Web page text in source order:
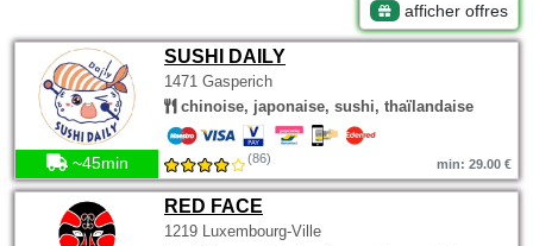
afficher offres
SUSHI DAILY
1471 Gasperich
chinoise, japonaise, sushi, thaïlandaise
~45min (86) min: 29.00 €
RED FACE
1219 Luxembourg-Ville